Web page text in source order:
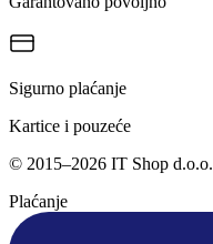
Sigurno plaćanje
Kartice i pouzeće
© 2015–2026 IT Shop d.o.o.
Plaćanje